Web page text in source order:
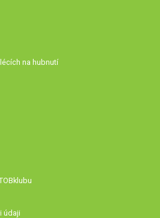
na hubnutí
údaji